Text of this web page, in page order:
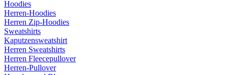
Hoodies
Herren-Hoodies
Herren Zip-Hoodies
Sweatshirts
Kaputzensweatshirt
Herren Sweatshirts
Herren Fleecepullover
Herren-Pullover